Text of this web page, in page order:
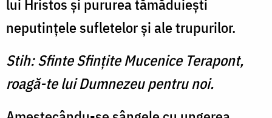
lui Hristos şi pururea tămăduieşti
neputinţele sufletelor şi ale trupurilor.
Stih: Sfinte Sfinţite Mucenice Terapont,
roagă-te lui Dumnezeu pentru noi.